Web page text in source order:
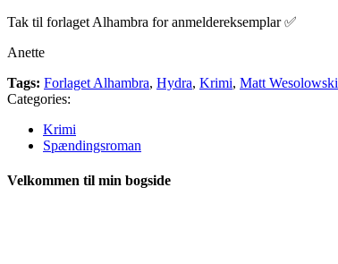
Tak til forlaget Alhambra for anmeldereksemplar ✅
Anette
Tags: Forlaget Alhambra, Hydra, Krimi, Matt Wesolowski
Categories:
Krimi
Spændingsroman
Velkommen til min bogside